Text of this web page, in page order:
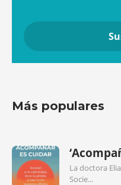
Más populares
La doctora
Socie...